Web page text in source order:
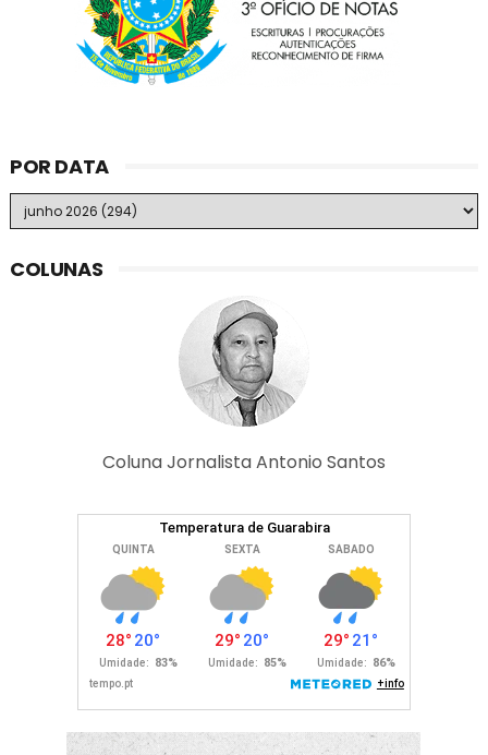
POR DATA
COLUNAS
Coluna Jornalista Antonio Santos